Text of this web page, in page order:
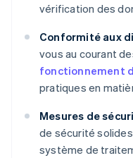
vérification des
Conformité aux
vous au courant
fonctionnement
pratiques en
Mesures de
de sécurité
système de